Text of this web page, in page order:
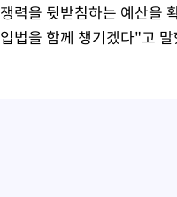
쟁력을 뒷받침하는 예산을
입법을 함께 챙기겠다"고